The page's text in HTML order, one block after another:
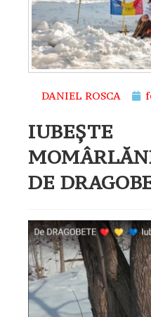
DANIEL ROSCA
IUBEȘTE
DE